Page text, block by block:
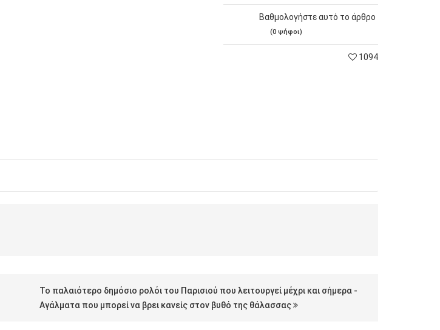
Βαθμολογήστε αυτό το άρθρο
(0 ψήφοι)
1094
Το παλαιότερο δημόσιο ρολόι του Παρισιού που λειτουργεί μέχρι και σήμερα -
Αγάλματα που μπορεί να βρει κανείς στον βυθό της θάλασσας